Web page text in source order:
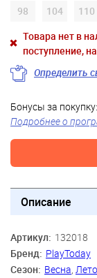
98
104 110
Товара нет в
поступление,
Определить
Бонусы за покупку:
Подробнее о
Описание
Артикул: 132018
Бренд: PlayToday
Сезон: Весна, Лето